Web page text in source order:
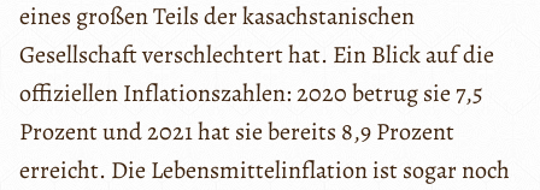
eines großen Teils der kasachstanischen
Gesellschaft verschlechtert hat. Ein Blick auf die
offiziellen Inflationszahlen: 2020 betrug sie 7,5
Prozent und 2021 hat sie bereits 8,9 Prozent
erreicht. Die Lebensmittelinflation ist sogar noch